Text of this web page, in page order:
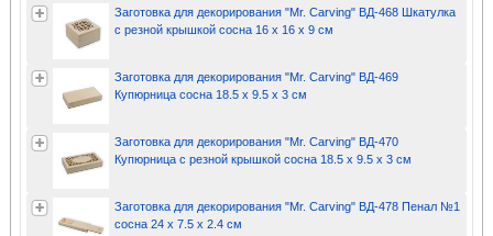
Заготовка для декорирования "Mr. Carving" ВД-468 Шкатулка
с резной крышкой сосна 16 х 16 х 9 см
Заготовка для декорирования "Mr. Carving" ВД-469
Купюрница сосна 18.5 х 9.5 х 3 см
Заготовка для декорирования "Mr. Carving" ВД-470
Купюрница с резной крышкой сосна 18.5 х 9.5 х 3 см
Заготовка для декорирования "Mr. Carving" ВД-478 Пенал №1
сосна 24 х 7.5 х 2.4 см